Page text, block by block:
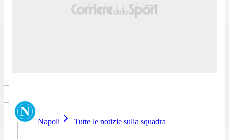
Napoli Tutte le notizie sulla squadra